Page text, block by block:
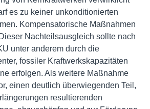
es zu keiner unkonditionierten
Kompensatorische Maßnahmen
Nachteilsausgleich sollte nach
unter anderem durch die
fossiler Kraftwerkskapazitäten
erfolgen. Als weitere Maßnahme
einen deutlich überwiegenden Teil,
resultierenden